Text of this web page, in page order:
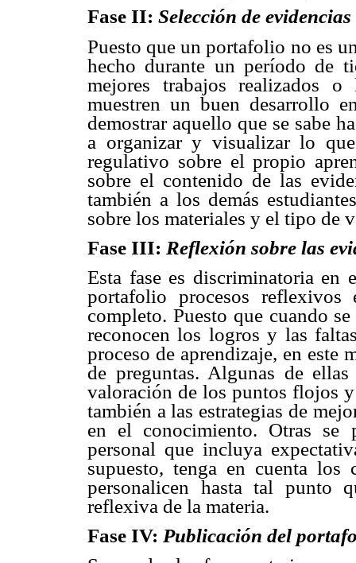
Fase II: Selección de evidencias
Puesto que un portafolio no es
hecho durante un período de
mejores trabajos realizados
muestren un buen desarrollo
demostrar aquello que se sabe
a organizar y visualizar lo
regulativo sobre el propio
sobre el contenido de las
también a los demás
sobre los materiales y el tipo de
Fase III: Reflexión sobre las
Esta fase es discriminatoria
portafolio procesos
completo. Puesto que cuando
reconocen los logros y las
proceso de aprendizaje, en este
de preguntas. Algunas de
valoración de los puntos flojos
también a las estrategias de
en el conocimiento. Otras
personal que incluya
supuesto, tenga en cuenta
personalicen hasta tal punto
reflexiva de la materia.
Fase IV: Publicación del